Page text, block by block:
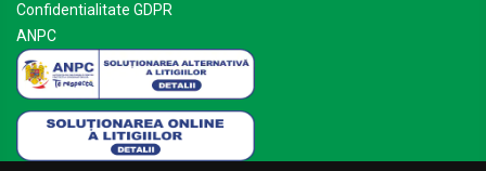
Confidentialitate GDPR
ANPC